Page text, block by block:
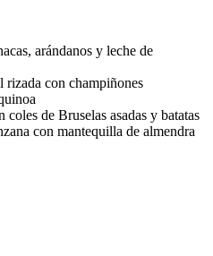
arándanos y leche de
rizada con champiñones
coles de Bruselas asadas y batatas
con mantequilla de almendra